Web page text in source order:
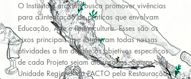
O Instituto Çarakura busca promover vivências
para a integração de práticas que envolvam
Educação, Arte e Permacultura. Esses são os
eixos principais que estruturam todas nossas
atividades a fim de que os objetivos específicos
de cada Projeto sejam alcançados. Somos uma
Unidade Regional do PACTO pela Restauração